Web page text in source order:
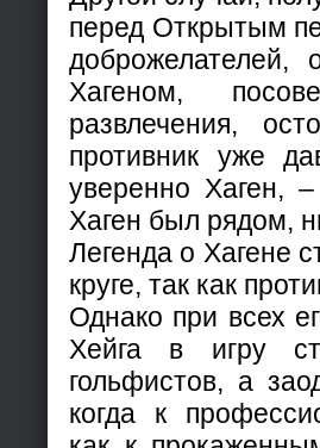
перед Открытым
Хагеном,
развлечения,
противник уже
уверенно Хаген,
Хаген был рядом,
Легенда о Хагене
круге, так как
Однако при всех
Хейга в игру
гольфистов, а
когда к